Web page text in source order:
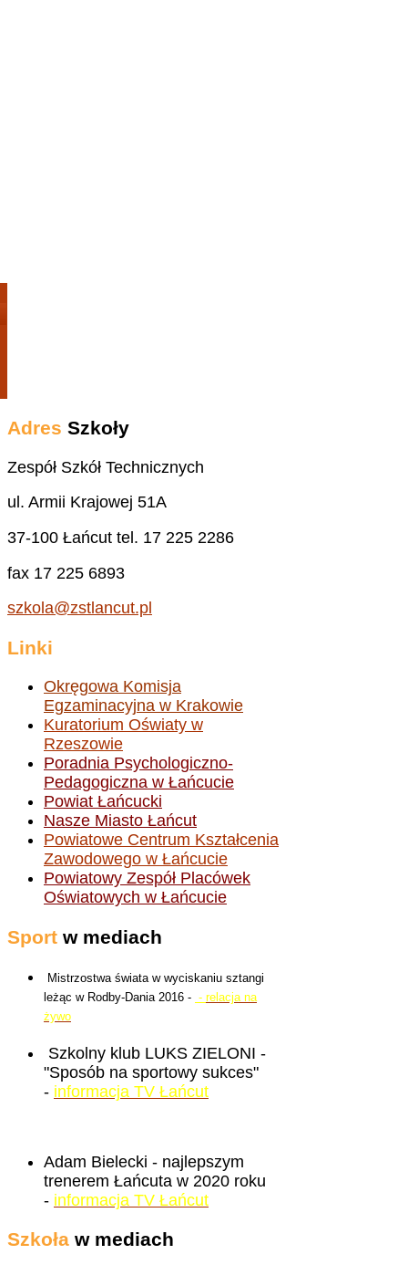
Adres Szkoły
Zespół Szkół Technicznych
ul. Armii Krajowej 51A
37-100 Łańcut tel. 17 225 2286
fax 17 225 6893
szkola@zstlancut.pl
Linki
Okręgowa Komisja
Egzaminacyjna w Krakowie
Kuratorium Oświaty w
Rzeszowie
Poradnia Psychologiczno-
Pedagogiczna w Łańcucie
Powiat Łańcucki
Nasze Miasto Łańcut
Powiatowe Centrum Kształcenia
Zawodowego w Łańcucie
Powiatowy Zespół Placówek
Oświatowych w Łańcucie
Sport w mediach
Mistrzostwa świata w wyciskaniu sztangi
leżąc w Rodby-Dania 2016 - - relacja na
żywo
Szkolny klub LUKS ZIELONI -
"Sposób na sportowy sukces"
- informacja TV Łańcut
Adam Bielecki - najlepszym
trenerem Łańcuta w 2020 roku
- informacja TV Łańcut
Szkoła w mediach